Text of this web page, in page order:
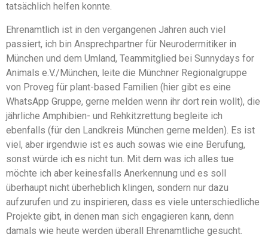
tatsächlich helfen konnte.
Ehrenamtlich ist in den vergangenen Jahren auch viel
passiert, ich bin Ansprechpartner für Neurodermitiker in
München und dem Umland, Teammitglied bei Sunnydays for
Animals e.V./München, leite die Münchner Regionalgruppe
von Proveg für plant-based Familien (hier gibt es eine
WhatsApp Gruppe, gerne melden wenn ihr dort rein wollt), die
jährliche Amphibien- und Rehkitzrettung begleite ich
ebenfalls (für den Landkreis München gerne melden). Es ist
viel, aber irgendwie ist es auch sowas wie eine Berufung,
sonst würde ich es nicht tun. Mit dem was ich alles tue
möchte ich aber keinesfalls Anerkennung und es soll
überhaupt nicht überheblich klingen, sondern nur dazu
aufzurufen und zu inspirieren, dass es viele unterschiedliche
Projekte gibt, in denen man sich engagieren kann, denn
damals wie heute werden überall Ehrenamtliche gesucht.